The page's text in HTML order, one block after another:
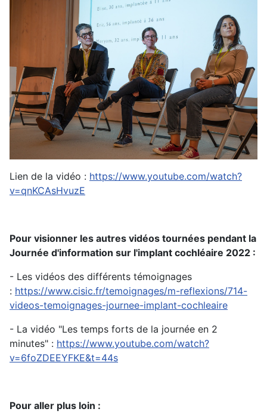
Lien de la vidéo : https://www.youtube.com/watch?
v=qnKCAsHvuzE
Pour visionner les autres vidéos tournées pendant la
Journée d'information sur l'implant cochléaire 2022 :
- Les vidéos des différents témoignages
: https://www.cisic.fr/temoignages/m-reflexions/714-
videos-temoignages-journee-implant-cochleaire
- La vidéo "Les temps forts de la journée en 2
minutes" : https://www.youtube.com/watch?
v=6foZDEEYFKE&t=44s
Pour aller plus loin :